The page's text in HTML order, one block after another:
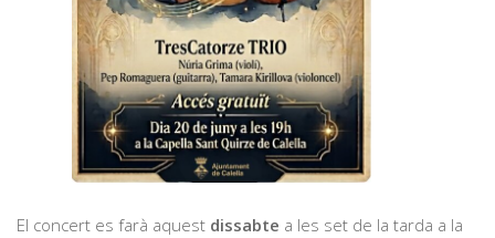
El concert es farà aquest dissabte a les set de la tarda a la